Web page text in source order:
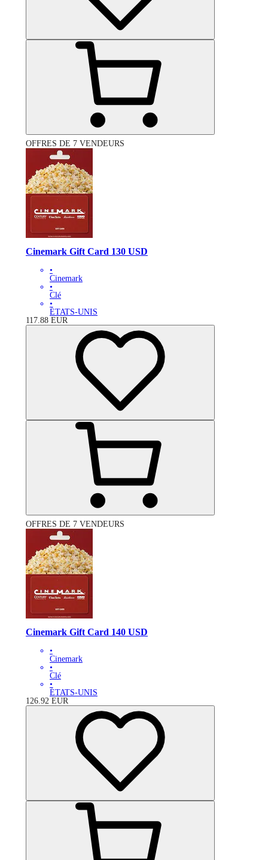
OFFRES DE 7 VENDEURS
Cinemark Gift Card 130 USD
•
Cinemark
•
Clé
•
ÉTATS-UNIS
117.88 EUR
OFFRES DE 7 VENDEURS
Cinemark Gift Card 140 USD
•
Cinemark
•
Clé
•
ÉTATS-UNIS
126.92 EUR